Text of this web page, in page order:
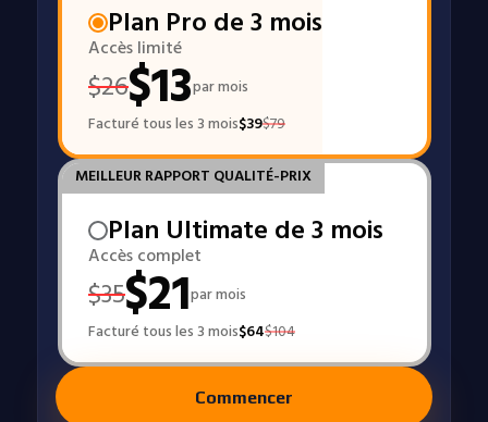
Plan Pro de 3 mois
Accès limité
$26$13par mois
Facturé tous les 3 mois$39$79
MEILLEUR RAPPORT QUALITÉ-PRIX
Plan Ultimate de 3 mois
Accès complet
$35$21par mois
Facturé tous les 3 mois$64$104
Commencer